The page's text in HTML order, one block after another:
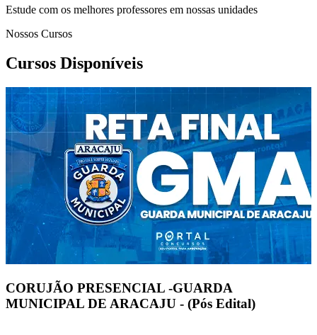
Estude com os melhores professores em nossas unidades
Nossos Cursos
Cursos Disponíveis
CORUJÃO PRESENCIAL -GUARDA
MUNICIPAL DE ARACAJU - (Pós Edital)